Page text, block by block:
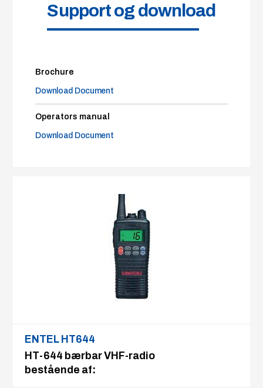
Support og download
Brochure
Download Document
Operators manual
Download Document
ENTEL HT644
HT-644 bærbar VHF-radio
bestående af: